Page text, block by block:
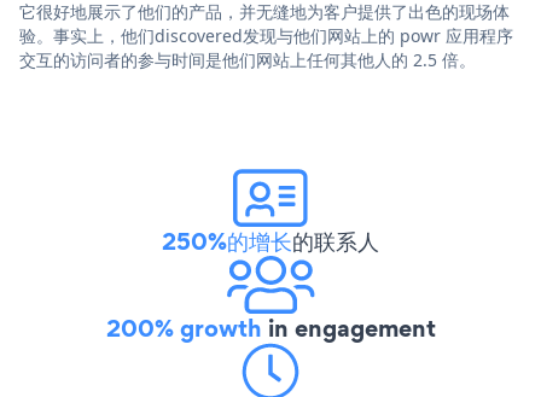
它很好地展示了他们的产品，并无缝地为客户提供了出色的现场体
验。事实上，他们discovered发现与他们网站上的 powr 应用程序
交互的访问者的参与时间是他们网站上任何其他人的 2.5 倍。
250%的增长的联系人
200% growth in engagement